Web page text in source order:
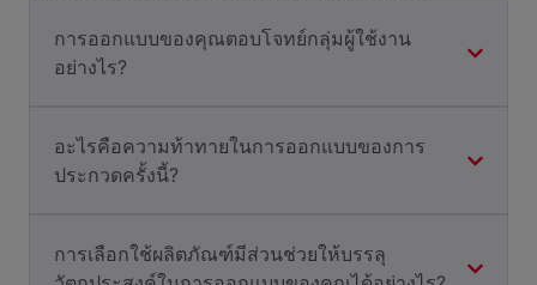
การออกแบบของคุณตอบโจทย์กลุ่มผู้ใช้งาน
อย่างไร?
อะไรคือความท้าทายในการออกแบบของการ
ประกวดครั้งนี้?
การเลือกใช้ผลิตภัณฑ์มีส่วนช่วยให้บรรลุ